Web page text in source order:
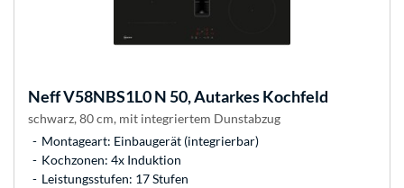
NeffV58NBS1L0 N 50, Autarkes Kochfeld
schwarz, 80 cm, mit integriertem Dunstabzug
Montageart: Einbaugerät (integrierbar)
Kochzonen: 4x Induktion
Leistungsstufen: 17 Stufen